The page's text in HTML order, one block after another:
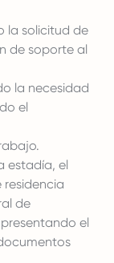
la solicitud de
de soporte al
la necesidad
el
estadía, el
de
el